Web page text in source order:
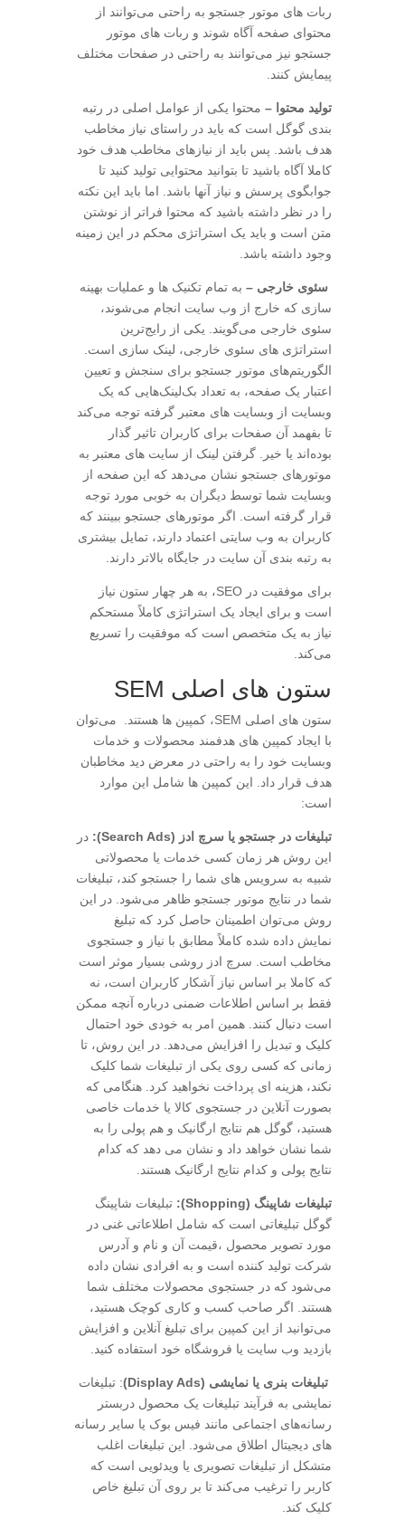
ربات های موتور جستجو به راحتی می‌توانند از
محتوای صفحه آگاه شوند و ربات های موتور
جستجو نیز می‌توانند به راحتی در صفحات مختلف
پیمایش کنند.
تولید محتوا –محتوا یکی از عوامل اصلی در رتبه
بندی گوگل است که باید در راستای نیاز مخاطب
هدف باشد. پس باید از نیاز‌‌‌‌‌‌های مخاطب هدف خود
کاملا آگاه باشید تا بتوانید محتوایی تولید کنید تا
جوابگوی پرسش و نیاز آنها باشد. اما باید این نکته
را در نظر داشته باشید که محتوا فراتر از نوشتن
متن است و باید یک استراتژی محکم در این زمینه
وجود داشته باشد.
سئوی خارجی –به تمام تکنیک ها و عملیات بهینه
سازی که خارج از وب سایت انجام می‌شوند،
سئوی خارجی می‌گویند. یکی از رایج‌ترین
استراتژی های سئوی خارجی، لینک سازی است.
الگوریتم‌های موتور جستجو برای سنجش و تعیین
اعتبار یک صفحه، به تعداد بک‌لینک‌هایی که یک
وبسایت از وبسایت های معتبر گرفته توجه می‌کند
تا بفهمد آن صفحات برای کاربران تاثیر گذار
بوده‌اند یا خیر. گرفتن لینک از سایت های معتبر به
موتورهای جستجو نشان می‌دهد که این صفحه از
وبسایت شما توسط دیگران به خوبی مورد توجه
قرار گرفته است. اگر موتورهای جستجو ببینند که
کاربران به وب سایتی اعتماد دارند، تمایل بیشتری
به رتبه بندی آن سایت در جایگاه بالاتر دارند.
برای موفقیت در SEO، به هر چهار ستون نیاز
است و برای ایجاد یک استراتژی کاملاً مستحکم
نیاز به یک متخصص است که موفقیت را تسریع
می‌کند.
ستون های اصلی SEM
ستون های اصلی SEM، کمپین ها هستند. می‌توان
با ایجاد کمپین های هدفمند محصولات و خدمات
وبسایت خود را به راحتی در معرض دید مخاطبان
هدف قرار داد. این کمپین ها شامل این موارد
است:
تبلیغات در جستجو یا سرچ ادز (Search Ads):
در
این روش هر زمان کسی خدمات یا محصولاتی
شبیه به سرویس های شما را جستجو کند، تبلیغات
شما در نتایج موتور جستجو ظاهر می‌شود. در این
روش می‌توان اطمینان حاصل کرد که تبلیغ
نمایش داده شده کاملاً مطابق با نیاز و جستجوی
مخاطب است. سرچ ادز روشی بسیار موثر است
که کاملا بر اساس نیاز آشکار کاربران است، نه
فقط بر اساس اطلاعات ضمنی درباره آنچه ممکن
است دنبال کنند. همین امر به خودی خود احتمال
کلیک و تبدیل را افزایش می‌دهد. در این روش، تا
زمانی که کسی روی یکی از تبلیغات شما کلیک
نکند، هزینه ای پرداخت نخواهید کرد. هنگامی که
بصورت آنلاین در جستجوی کالا یا خدمات خاصی
هستید، گوگل هم نتایج ارگانیک و هم پولی را به
شما نشان خواهد داد و نشان می دهد که کدام
نتایج پولی و کدام نتایج ارگانیک هستند.
تبلیغات شاپینگ (Shopping):
تبلیغات شاپینگ
گوگل تبلیغاتی است که شامل اطلاعاتی غنی در
مورد تصویر محصول ،قیمت آن و نام و آدرس
شرکت تولید کننده است و به افرادی نشان داده
می‌شود که در جستجوی محصولات مختلف شما
هستند. اگر صاحب کسب و کاری کوچک هستید،
می‌توانید از این کمپین برای تبلیغ آنلاین و افزایش
بازدید وب سایت یا فروشگاه خود استفاده کنید.
تبلیغات بنری یا نمایشی (Display Ads)
: تبلیغات
نمایشی به فرآیند تبلیغات یک محصول دربستر
رسانه‌های اجتماعی مانند فیس بوک یا سایر رسانه
های دیجیتال اطلاق می‌شود. این تبلیغات اغلب
متشکل از تبلیغات تصویری یا ویدئویی است که
کاربر را ترغیب می‌کند تا بر روی آن تبلیغ خاص
کلیک کند.